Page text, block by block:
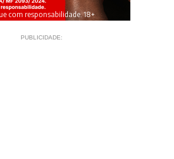
com responsabilidade. 18+
PUBLICIDADE: